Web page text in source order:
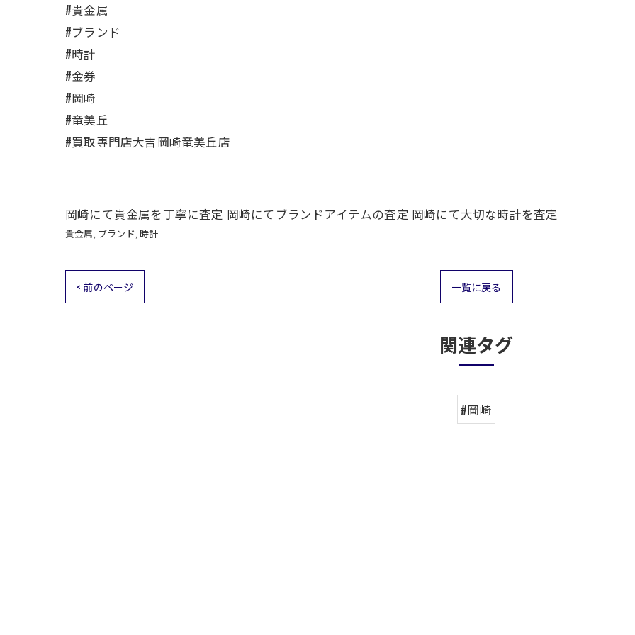
#貴金属
#ブランド
#時計
#金券
#岡崎
#竜美丘
#買取專門店大吉岡崎竜美丘店
岡崎にて貴金属を丁寧に査定 岡崎にてブランドアイテムの査定 岡崎にて大切な時計を査定
貴金属 ブランド 時計
< 前のページ 一覧に戻る
関連タグ
#岡崎